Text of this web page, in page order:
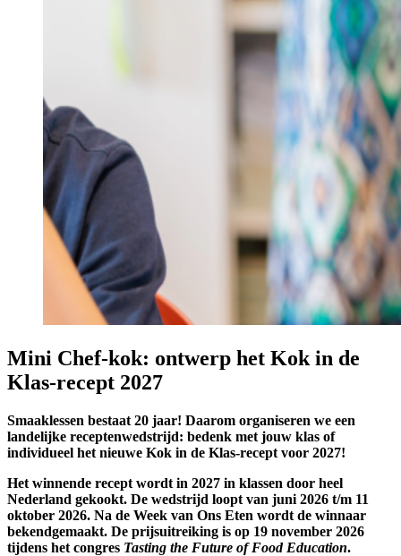
Mini Chef-kok: ontwerp het Kok in de
Klas-recept 2027
Smaaklessen bestaat 20 jaar! Daarom organiseren we een
landelijke receptenwedstrijd: bedenk met jouw klas of
individueel het nieuwe Kok in de Klas-recept voor 2027!
Het winnende recept wordt in 2027 in klassen door heel
Nederland gekookt. De wedstrijd loopt van juni 2026 t/m 11
oktober 2026. Na de Week van Ons Eten wordt de winnaar
bekendgemaakt. De prijsuitreiking is op 19 november 2026
tijdens het congres Tasting the Future of Food Education.